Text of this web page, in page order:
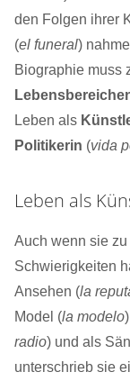
den Folgen ihrer
(el funeral)
Biographie muss
Leben als
Politikerin (vida
Leben als
Auch wenn sie
Schwierigkeiten
Ansehen (la
Model (la modelo
radio) und als
unterschrieb sie